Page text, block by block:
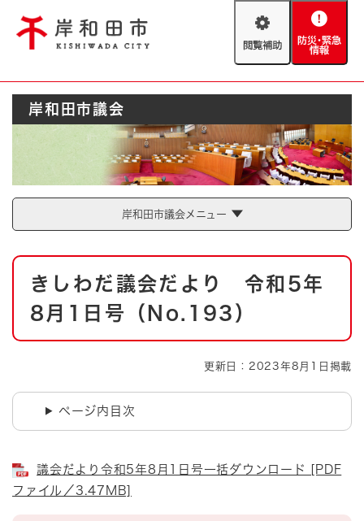
閲
助
防
緊
情
報
Foreign language
やさしい日本語
とじる
防災・緊急情報
ハザードマップ AED設置箇所
とじる
岸和田市議会
岸和田市議会メニュー
本
きしわだ議会だより 令和5年
8月1日号（No.193）
更新日：2023年8月1日掲載
ページ内目次
議会だより令和5年8月1日号一括ダウンロード [PDF
ファイル／3.47MB]